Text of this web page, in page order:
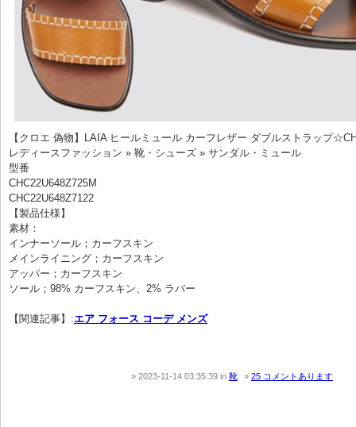
【クロエ 偽物】LAIA ヒールミュール カーフレザー ダブルストラップ
レディースファッション » 靴・シューズ » サンダル・ミュール
型番
CHC22U648Z725M
CHC22U648Z7122
【製品仕様】
素材：
インナーソール；カーフスキン
メインライニング；カーフスキン
アッパー；カーフスキン
ソール；98% カーフスキン、2% ラバー
【関連記事】:エア フォース コーデ メンズ
2023-11-14 03:35:39 in 靴 25 コメントあります